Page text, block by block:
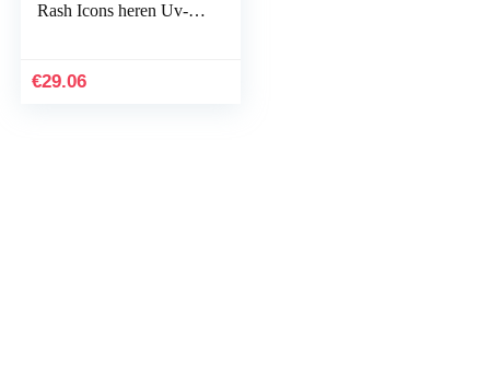
Rash Icons heren Uv-
€29.06